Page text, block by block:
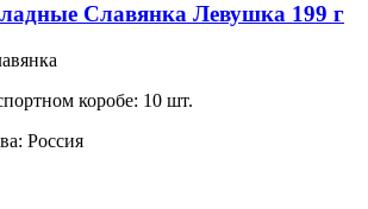
Славянка Левушка 199 г
коробе: 10 шт.
Россия